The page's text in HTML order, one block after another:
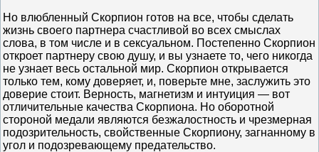
Но влюбленный Скорпион готов на все, чтобы сделать
жизнь своего партнера счастливой во всех смыслах
слова, в том числе и в сексуальном. Постепенно Скорпион
откроет партнеру свою душу, и вы узнаете то, чего никогда
не узнает весь остальной мир. Скорпион открывается
только тем, кому доверяет, и, поверьте мне, заслужить это
доверие стоит. Верность, магнетизм и интуиция — вот
отличительные качества Скорпиона. Но оборотной
стороной медали являются безжалостность и чрезмерная
подозрительность, свойственные Скорпиону, загнанному в
угол и подозревающему предательство.